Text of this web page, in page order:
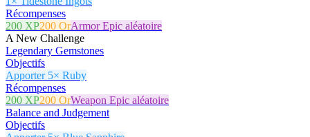
Récompenses
200 XP200 OrArmor Epic aléatoire
A New Challenge
Legendary Gemstones
Objectifs
Apporter 5× Ruby
Récompenses
200 XP200 OrWeapon Epic aléatoire
Balance and Judgement
Objectifs